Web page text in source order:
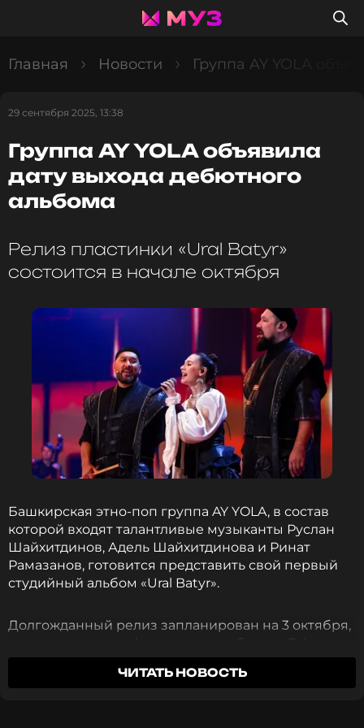
Главная Новости Группа AY YOLA
29 сентября 2025, 13:38
Группа AY YOLA объявила
дату выхода дебютного
альбома
Релиз пластинки «Ural Batyr»
состоится в начале октября
Башкирская этно-поп группа AY YOLA, в состав
которой входят талантливые музыканты Руслан
Шайхитдинов, Адель Шайхитдинова и Ринат
Рамазанов, готовится представить свой первый
студийный альбом «Ural Batyr».
Долгожданный релиз запланирован на 3 октября,
о чем коллектив официально сообщил в Telegram-
канале. Трек-лист состоит из 12 композиций,
которые станут 12 полноценными главами
ЧИТАТЬ НОВОСТЬ